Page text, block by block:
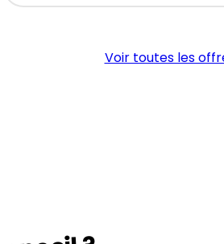
Voir toutes les